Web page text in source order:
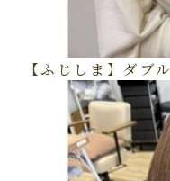
【ふじしま】ダブ